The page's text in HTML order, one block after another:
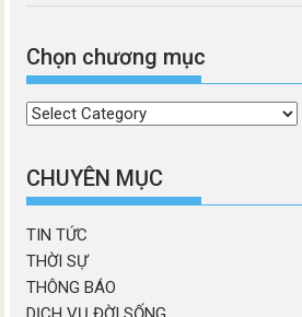
Chọn chương mục
Chọn
mục
CHUYÊN MỤC
TIN TỨC
THỜI SỰ
THÔNG BÁO